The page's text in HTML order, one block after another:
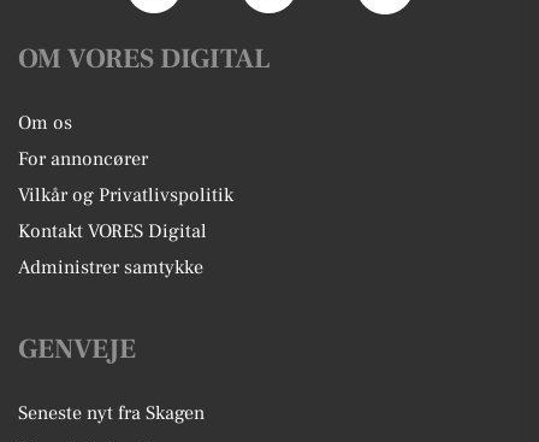
OM VORES DIGITAL
Om os
For annoncører
Vilkår og Privatlivspolitik
Kontakt VORES Digital
Administrer samtykke
GENVEJE
Seneste nyt fra Skagen